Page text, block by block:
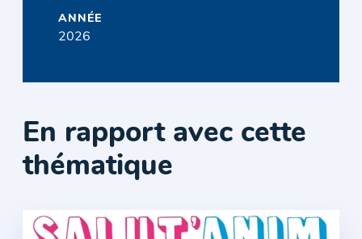
ANNÉE
2026
En rapport avec cette
thématique